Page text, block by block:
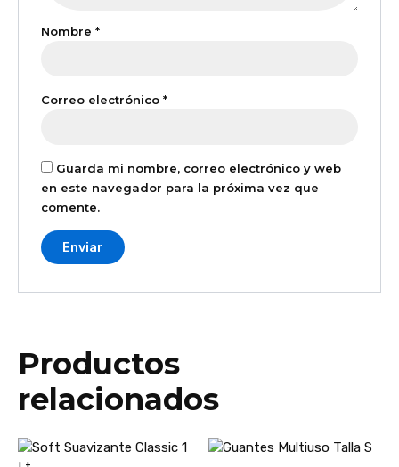
Nombre*
Correo electrónico*
Guarda mi nombre, correo electrónico y web
en este navegador para la próxima vez que
comente.
Productos
relacionados